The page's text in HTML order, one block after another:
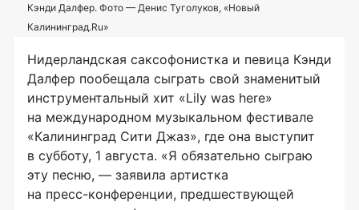
Кэнди Далфер. Фото — Денис Туголуков, «Новый
Калининград.Ru»
Нидерландская саксофонистка и певица Кэнди
Далфер пообещала сыграть свой знаменитый
инструментальный хит «Lily was here»
на международном музыкальном фестивале
«Калининград Сити Джаз», где она выступит
в субботу, 1 августа. «Я обязательно сыграю
эту песню, — заявила артистка
на пресс-конференции, предшествующей